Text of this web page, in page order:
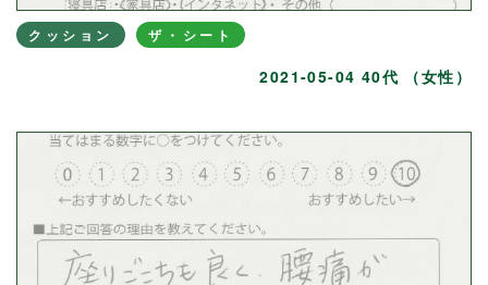
クッション ザ・シート
2021-05-04 40代 （女性）